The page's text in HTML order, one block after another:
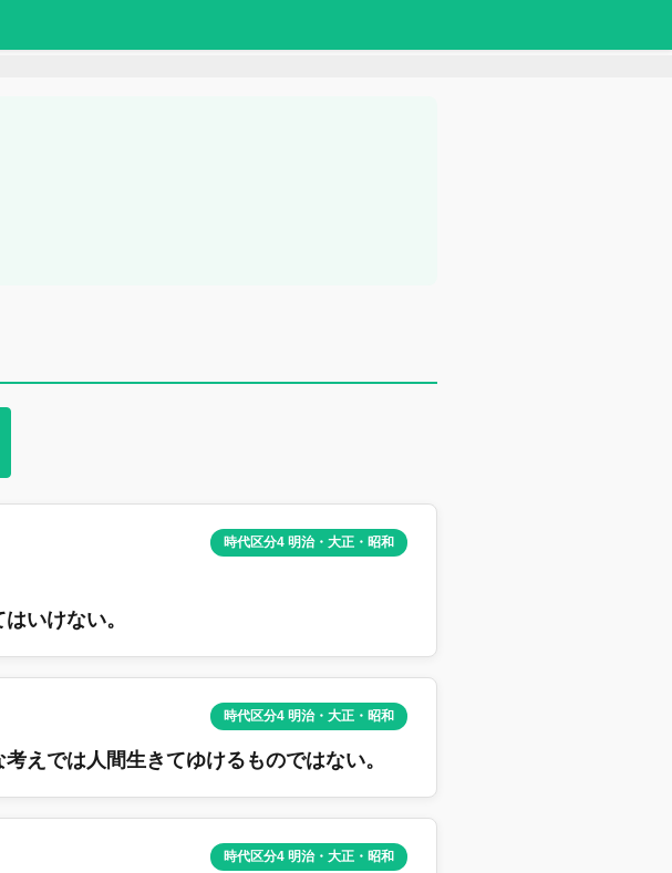
時代区分4 明治・大正・昭和
いけない。
時代区分4 明治・大正・昭和
えでは人間生きてゆけるものではない。
時代区分4 明治・大正・昭和